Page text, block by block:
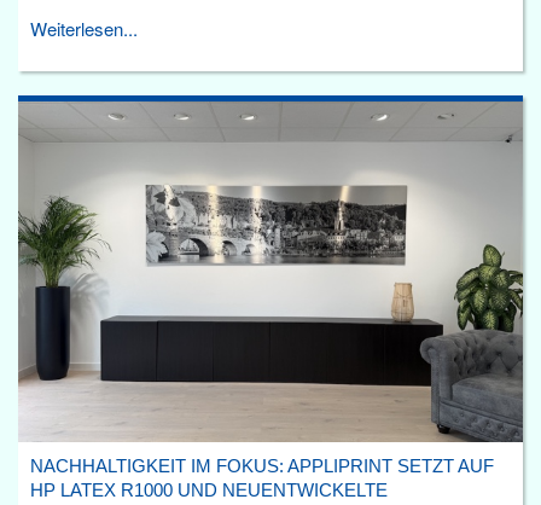
Weiterlesen...
NACHHALTIGKEIT IM FOKUS: APPLIPRINT SETZT AUF
HP LATEX R1000 UND NEUENTWICKELTE